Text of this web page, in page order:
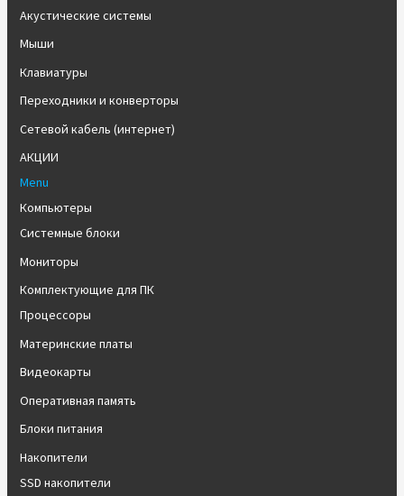
Акустические системы
Мыши
Клавиатуры
Переходники и конверторы
Сетевой кабель (интернет)
АКЦИИ
Menu
Компьютеры
Системные блоки
Мониторы
Комплектующие для ПК
Процессоры
Материнские платы
Видеокарты
Оперативная память
Блоки питания
Накопители
SSD накопители